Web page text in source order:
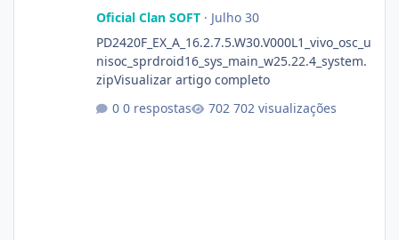
Oficial Clan SOFT· Julho 30
PD2420F_EX_A_16.2.7.5.W30.V000L1_vivo_osc_u
nisoc_sprdroid16_sys_main_w25.22.4_system.
zipVisualizar artigo completo
0 respostas
702 visualizações